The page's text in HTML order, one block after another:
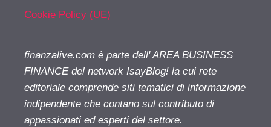
Cookie Policy (UE)
finanzalive.com è parte dell' AREA BUSINESS
FINANCE del network IsayBlog! la cui rete
editoriale comprende siti tematici di informazione
indipendente che contano sul contributo di
appassionati ed esperti del settore.